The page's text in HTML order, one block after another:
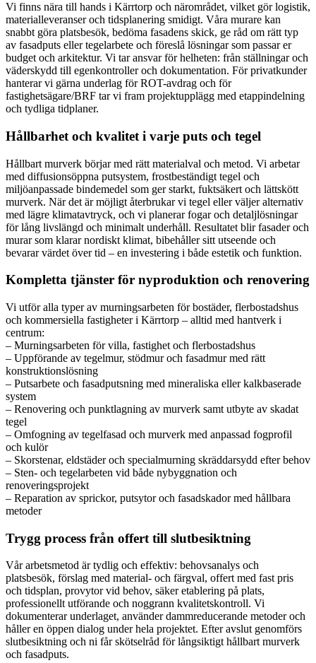
Vi finns nära till hands i Kärrtorp och närområdet, vilket gör logistik,
materialleveranser och tidsplanering smidigt. Våra murare kan
snabbt göra platsbesök, bedöma fasadens skick, ge råd om rätt typ
av fasadputs eller tegelarbete och föreslå lösningar som passar er
budget och arkitektur. Vi tar ansvar för helheten: från ställningar och
väderskydd till egenkontroller och dokumentation. För privatkunder
hanterar vi gärna underlag för ROT-avdrag och för
fastighetsägare/BRF tar vi fram projektupplägg med etappindelning
och tydliga tidplaner.
Hållbarhet och kvalitet i varje puts och tegel
Hållbart murverk börjar med rätt materialval och metod. Vi arbetar
med diffusionsöppna putsystem, frostbeständigt tegel och
miljöanpassade bindemedel som ger starkt, fuktsäkert och lättskött
murverk. När det är möjligt återbrukar vi tegel eller väljer alternativ
med lägre klimatavtryck, och vi planerar fogar och detaljlösningar
för lång livslängd och minimalt underhåll. Resultatet blir fasader och
murar som klarar nordiskt klimat, bibehåller sitt utseende och
bevarar värdet över tid – en investering i både estetik och funktion.
Kompletta tjänster för nyproduktion och renovering
Vi utför alla typer av murningsarbeten för bostäder, flerbostadshus
och kommersiella fastigheter i Kärrtorp – alltid med hantverk i
centrum:
– Murningsarbeten för villa, fastighet och flerbostadshus
– Uppförande av tegelmur, stödmur och fasadmur med rätt
konstruktionslösning
– Putsarbete och fasadputsning med mineraliska eller kalkbaserade
system
– Renovering och punktlagning av murverk samt utbyte av skadat
tegel
– Omfogning av tegelfasad och murverk med anpassad fogprofil
och kulör
– Skorstenar, eldstäder och specialmurning skräddarsydd efter behov
– Sten- och tegelarbeten vid både nybyggnation och
renoveringsprojekt
– Reparation av sprickor, putsytor och fasadskador med hållbara
metoder
Trygg process från offert till slutbesiktning
Vår arbetsmetod är tydlig och effektiv: behovsanalys och
platsbesök, förslag med material- och färgval, offert med fast pris
och tidsplan, provytor vid behov, säker etablering på plats,
professionellt utförande och noggrann kvalitetskontroll. Vi
dokumenterar underlaget, använder dammreducerande metoder och
håller en öppen dialog under hela projektet. Efter avslut genomförs
slutbesiktning och ni får skötselråd för långsiktigt hållbart murverk
och fasadputs.